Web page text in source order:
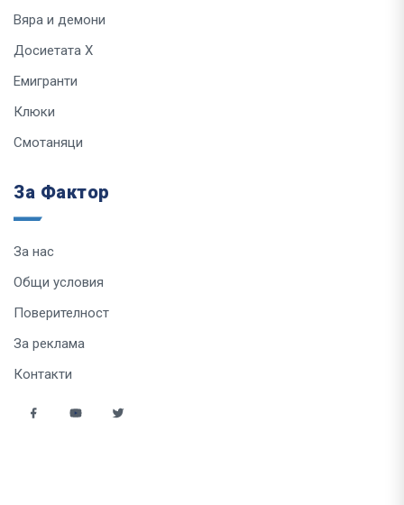
Вяра и демони
Досиетата Х
Емигранти
Клюки
Смотаняци
За Фактор
За нас
Общи условия
Поверителност
За реклама
Контакти